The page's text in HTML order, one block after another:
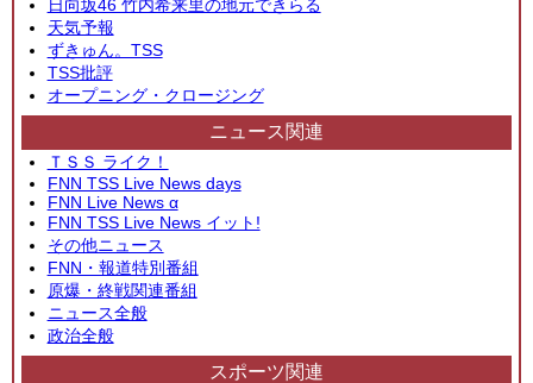
日向坂46 竹内希来里の地元できらる
天気予報
ずきゅん。TSS
TSS批評
オープニング・クロージング
ニュース関連
ＴＳＳ ライク！
FNN TSS Live News days
FNN Live News α
FNN TSS Live News イット!
その他ニュース
FNN・報道特別番組
原爆・終戦関連番組
ニュース全般
政治全般
スポーツ関連